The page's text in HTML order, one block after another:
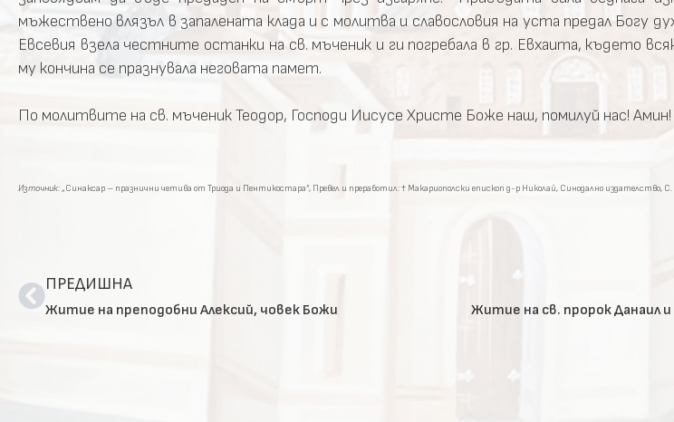
мъжествено влязъл в запалената клада и с молитва и славословия на уста предал Богу
Евсевия взела честните останки на св. мъченик и ги погребала в гр. Евхаита, където
му кончина се празнувала неговата памет.
По молитвите на св. мъченик Теодор, Господи Иисусе Христе Боже наш, помилуй нас! Амин!
Източник:„Синаксар – празнични четива от Триода и Пентикостара“, Превел и преработил: † Макариополски епископ д-р Николай, Синодално издателство, С.
ПРЕДИШНА
Житие на преподобни Алексий, човек Божи